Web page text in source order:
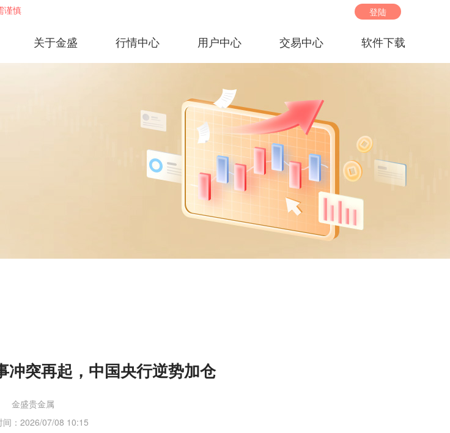
谨慎 登陆
关于金盛 行情中心 用户中心 交易中心 软件下载
冲突再起，中国央行逆势加仓
金盛贵金属
间：2026/07/08 10:15